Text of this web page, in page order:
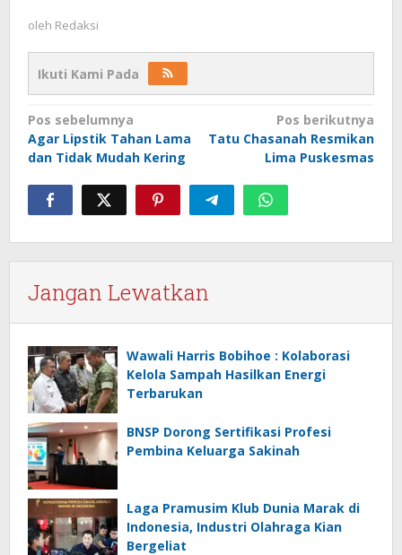
oleh Redaksi
Ikuti Kami Pada
Navigasi
pos
Pos sebelumnya
Agar Lipstik Tahan Lama
dan Tidak Mudah Kering
Pos berikutnya
Tatu Chasanah Resmikan
Lima Puskesmas
Jangan Lewatkan
Wawali Harris Bobihoe : Kolaborasi
Kelola Sampah Hasilkan Energi
Terbarukan
BNSP Dorong Sertifikasi Profesi
Pembina Keluarga Sakinah
Laga Pramusim Klub Dunia Marak di
Indonesia, Industri Olahraga Kian
Bergeliat